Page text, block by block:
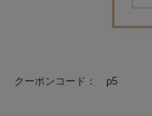
クーポンコード： p5